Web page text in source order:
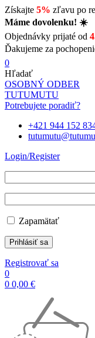
Získajte 5% zľavu po
Máme dovolenku! ☀️
Objednávky prijaté od
Ďakujeme za
0
Hľadať
OSOBNÝ ODBER
TUTUMUTU
Potrebujete poradiť?
+421 944 152
Login/Register
Zapamätať
Registrovať sa
0
0 0,00 €